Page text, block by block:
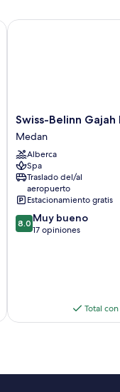
Swiss-
Belinn
Gajah
Mada
Medan
Medan
Swiss-Belinn
Medan
Alberca
Spa
Traslado del/al
aeropuerto
Estacionamiento gratis
8.0
de
8.0 Muy bueno
17 opiniones
Total
Swiss-Belinn Gajah